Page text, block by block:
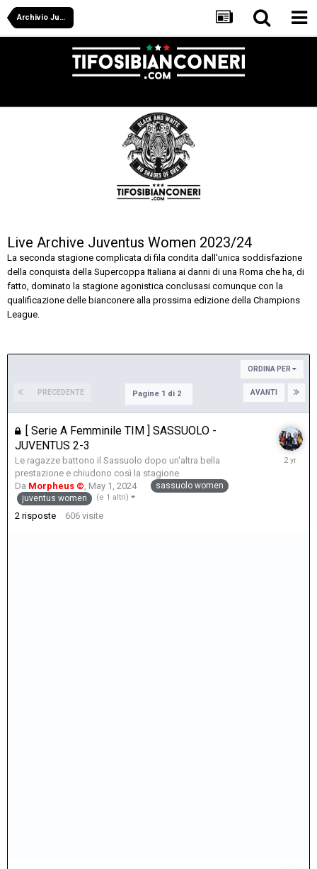
Archivio Juventus Women & Calcio Femminile
Live Archive Juventus Women 2023/24
La seconda stagione complicata di fila condita dall'unica soddisfazione
della conquista della Supercoppa Italiana ai danni di una Roma che ha, di
fatto, dominato la stagione agonistica conclusasi comunque con la
qualificazione delle bianconere alla prossima edizione della Champions
League.
ORDINA PER
PRECEDENTE AVANTI
Pagine 1 di 2
[ Serie A Femminile TIM ] SASSUOLO -
JUVENTUS 2-3
Le ragazze battono il Sassuolo dopo un'altra bella
prestazione e chiudono così la stagione
Da Morpheus ©, May 1, 2024
sassuolo women
juventus women
(e 1 altri)
2 risposte 606 visite
May